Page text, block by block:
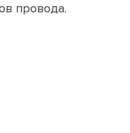
провода.